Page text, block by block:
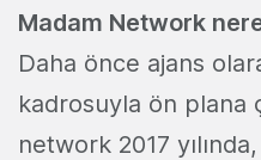
Madam Network
Daha önce ajans
kadrosuyla ön plana
network 2017